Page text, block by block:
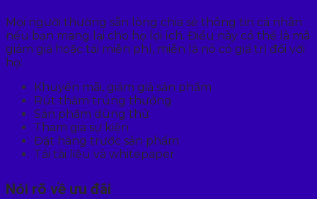
Mọi người thường sẵn lòng chia sẻ thông tin cá nhân
nếu bạn mang lại cho họ lợi ích. Điều này có thể là mã
giảm giá hoặc tải miễn phí, miễn là nó có giá trị đối với
họ:
Khuyến mãi, giảm giá sản phẩm
Rút thăm trúng thưởng
Sản phẩm dùng thử
Tham gia sự kiện
Đặt hàng trước sản phẩm
Tải tài liệu và whitepaper
Nói rõ về ưu đãi